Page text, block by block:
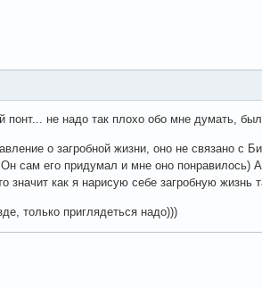
не надо так плохо обо мне думать,
о загробной жизни, оно не связано с
сам его придумал и мне оно понравилось)
значит как я нарисую себе загробную жизнь
только приглядеться надо)))